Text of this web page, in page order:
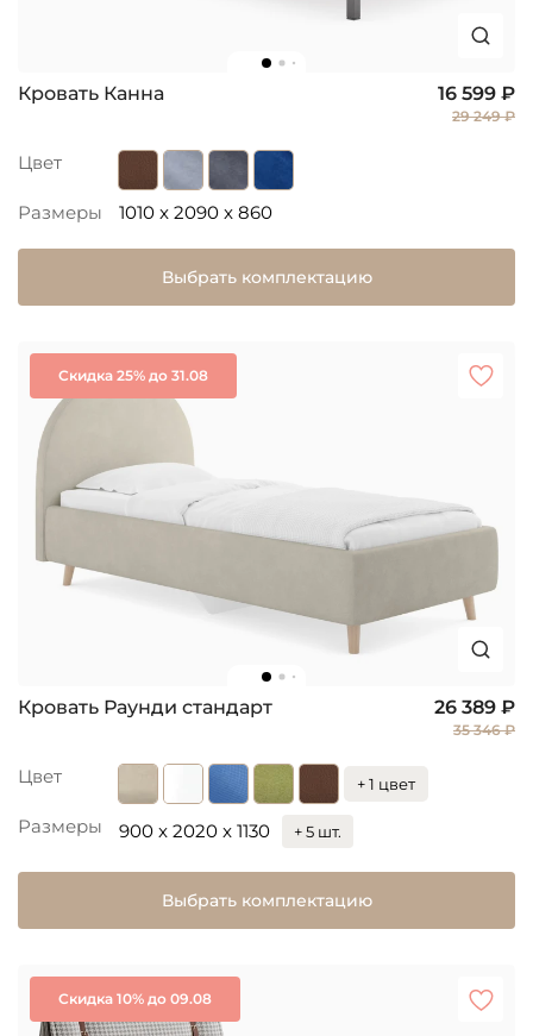
Кровать Канна 16 599 ₽
29 249 ₽
Цвет
Размеры 1010 x 2090 x 860
Выбрать комплектацию
Скидка 25% до 31.08
Кровать Раунди стандарт 26 389 ₽
35 346 ₽
Цвет + 1 цвет
Размеры 900 x 2020 x 1130 + 5 шт.
Выбрать комплектацию
Скидка 10% до 09.08